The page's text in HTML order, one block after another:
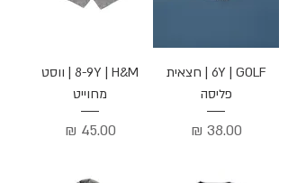
6Y | GOLF | חצאית
פליסה
מחיר
8-9Y | H&M | ווסט
מחוייט
מחיר